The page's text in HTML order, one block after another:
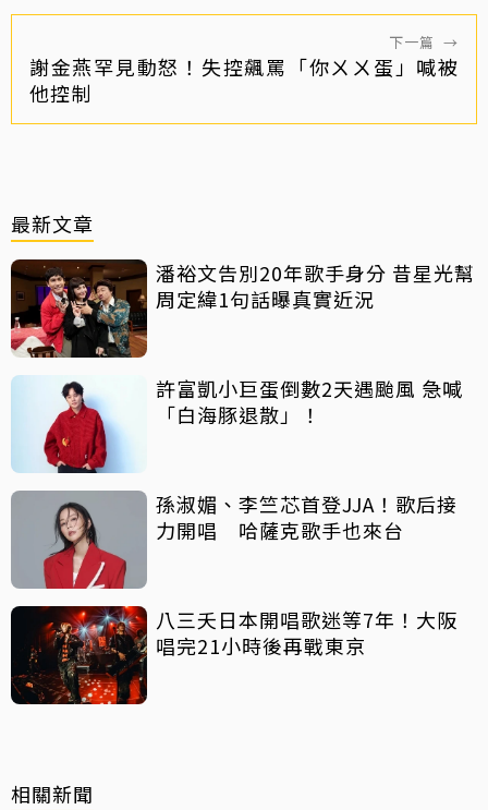
下一篇 →
謝金燕罕見動怒！失控飆罵「你ㄨㄨ蛋」喊被
他控制
最新文章
潘裕文告別20年歌手身分 昔星光幫
周定緯1句話曝真實近況
許富凱小巨蛋倒數2天遇颱風 急喊
「白海豚退散」！
孫淑媚、李竺芯首登JJA！歌后接
力開唱 哈薩克歌手也來台
八三夭日本開唱歌迷等7年！大阪
唱完21小時後再戰東京
相關新聞